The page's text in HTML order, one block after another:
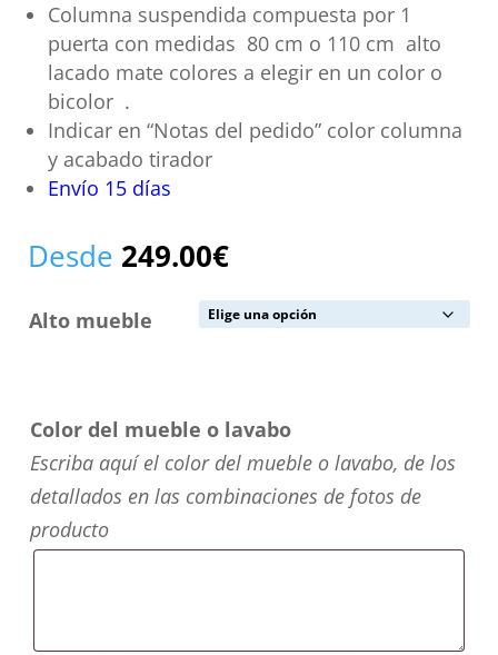
Columna suspendida compuesta por 1
puerta con medidas 80 cm o 110 cm alto
lacado mate colores a elegir en un color o
bicolor .
Indicar en “Notas del pedido” color columna
y acabado tirador
Envío 15 días
Desde 249.00€
Alto mueble
Color del mueble o lavabo
Escriba aquí el color del mueble o lavabo, de los
detallados en las combinaciones de fotos de
producto